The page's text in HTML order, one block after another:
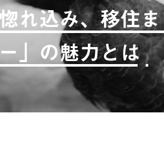
れ込み、移住
」の魅力とは